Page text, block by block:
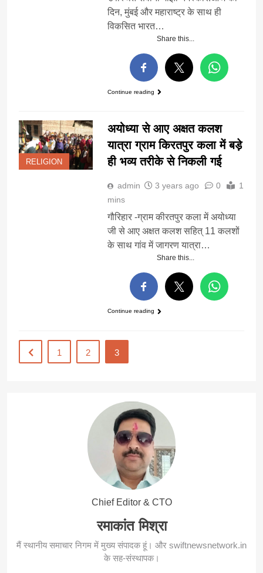
Chief Editor & CTO
रमाकांत मिश्रा
मैं स्थानीय समाचार निगम में मुख्य संपादक हूं। और swiftnewsnetwork.in
के सह-संस्थापक।
दिन, मुंबई और महाराष्ट्र के साथ ही
विकसित भारत…
Share this...
Continue reading
RELIGION
अयोध्या से आए अक्षत कलश
यात्रा ग्राम किरतपुर कला में बड़े
ही भव्य तरीके से निकली गई
admin 3 years ago 0
1
mins
गौरिहार -ग्राम कीरतपुर कला में अयोध्या
जी से आए अक्षत कलश सहित् 11 कलशों
के साथ गांव में जागरण यात्रा…
Share this...
Continue reading
1 2 3